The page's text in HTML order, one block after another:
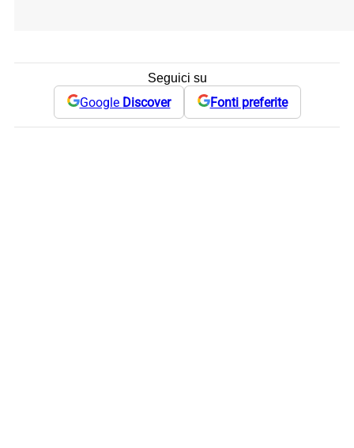
Seguici su
Google Discover Fonti preferite